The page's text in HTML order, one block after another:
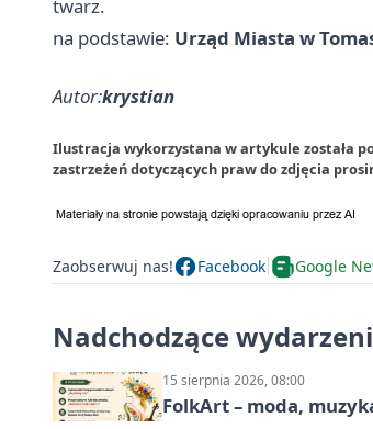
twarz.
na podstawie: Urząd Miasta w
Autor:krystian
Ilustracja wykorzystana w artykule została
zastrzeżeń dotyczących praw do zdjęcia
Zaobserwuj nas! Facebook Google
Nadchodzące
15 sierpnia 2026, 08:00
FolkArt – moda,